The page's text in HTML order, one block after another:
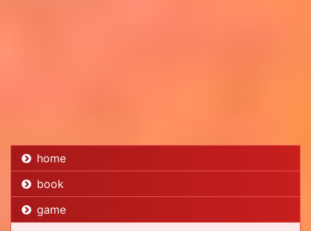
home
book
game